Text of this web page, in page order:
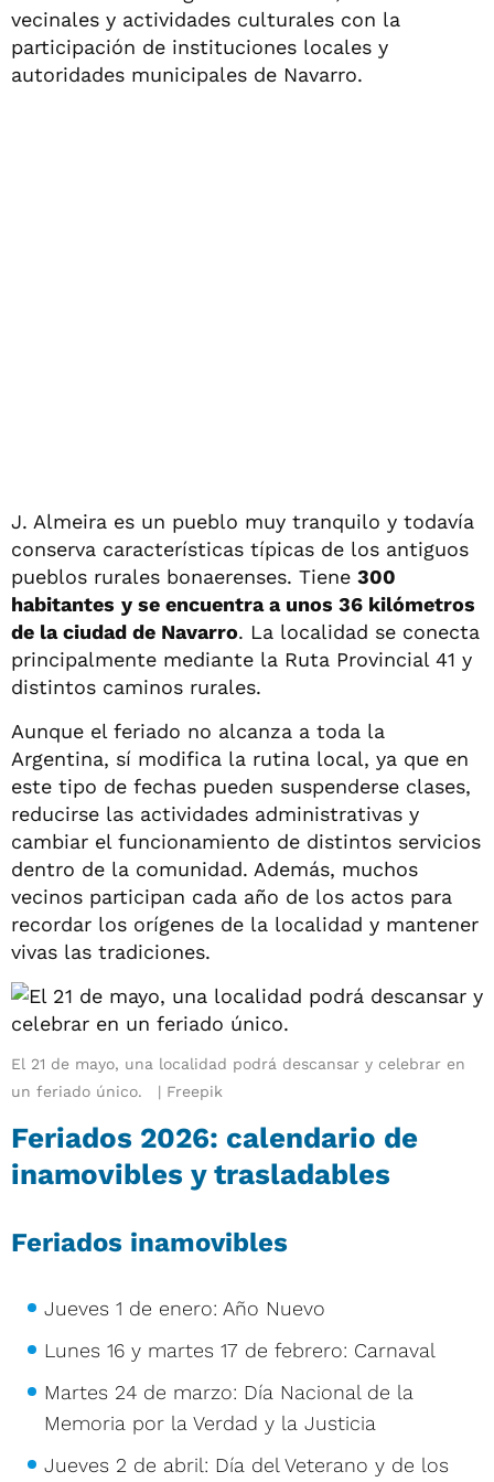
vecinales y actividades culturales con la
participación de instituciones locales y
autoridades municipales de Navarro.
J. Almeira es un pueblo muy tranquilo y todavía
conserva características típicas de los antiguos
pueblos rurales bonaerenses. Tiene 300
habitantes y se encuentra a unos 36 kilómetros
de la ciudad de Navarro. La localidad se conecta
principalmente mediante la Ruta Provincial 41 y
distintos caminos rurales.
Aunque el feriado no alcanza a toda la
Argentina, sí modifica la rutina local, ya que en
este tipo de fechas pueden suspenderse clases,
reducirse las actividades administrativas y
cambiar el funcionamiento de distintos servicios
dentro de la comunidad. Además, muchos
vecinos participan cada año de los actos para
recordar los orígenes de la localidad y mantener
vivas las tradiciones.
El 21 de mayo, una localidad podrá descansar y celebrar en
un feriado único.
Freepik
Feriados 2026: calendario de
inamovibles y trasladables
Feriados inamovibles
Jueves 1 de enero: Año Nuevo
Lunes 16 y martes 17 de febrero: Carnaval
Martes 24 de marzo: Día Nacional de la
Memoria por la Verdad y la Justicia
Jueves 2 de abril: Día del Veterano y de los